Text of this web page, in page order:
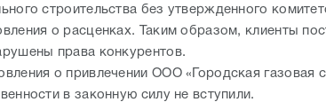
строительства без утвержденного
о расценках. Таким образом, клиенты
права конкурентов.
о привлечении ООО «Городская газовая
в законную силу не вступили.